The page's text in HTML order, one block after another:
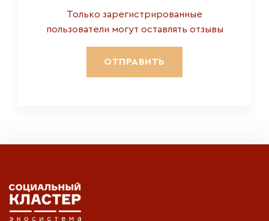
Только зарегистрированные
пользователи могут оставлять отзывы